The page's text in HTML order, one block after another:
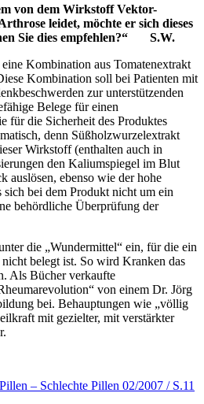
von dem Wirkstoff Vektor-
leidet, möchte er sich dieses
Sie dies empfehlen?“ S.W.
Kombination aus Tomatenextrakt
Kombination soll bei Patienten mit
zur unterstützenden
Belege für einen
für die Sicherheit des Produktes
denn Süßholzwurzelextrakt
Wirkstoff (enthalten auch in
den Kaliumspiegel im Blut
auslösen, ebenso wie der hohe
bei dem Produkt nicht um ein
behördliche Überprüfung der
die „Wundermittel“ ein, für die ein
belegt ist. So wird Kranken das
Als Bücher verkaufte
von einem Dr. Jörg
bei. Behauptungen wie „völlig
mit gezielter, mit verstärkter
– Schlechte Pillen 02/2007 / S.11